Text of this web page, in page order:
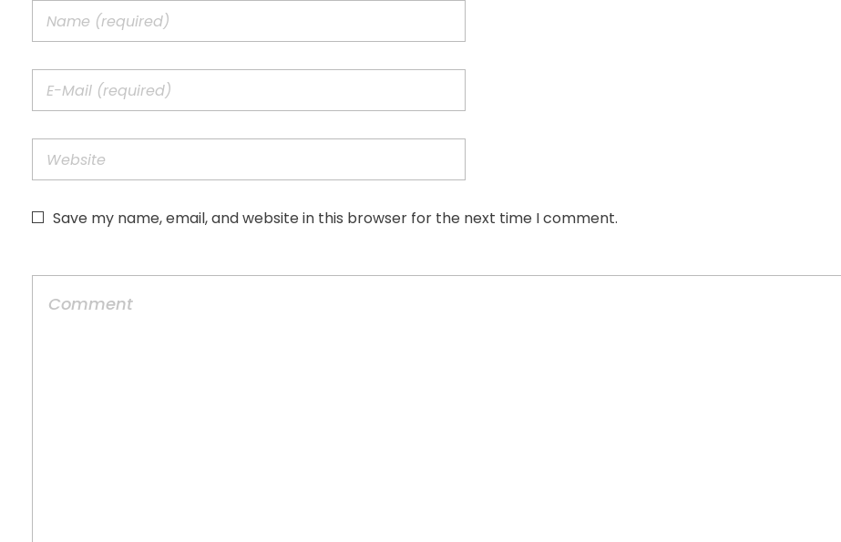
Save my name, email, and website in this browser for the next time I comment.